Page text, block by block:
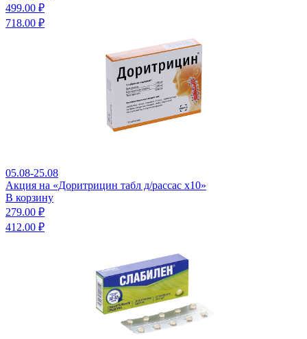
499.00 ₽
718.00 ₽
05.08-25.08
Акция на «Доритрицин табл д/рассас x10»
В корзину
279.00 ₽
412.00 ₽